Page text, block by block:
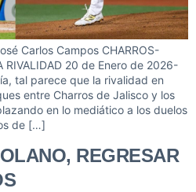
Carlos Campos CHARROS-
RIVALIDAD 20 de Enero de 2026-
tal parece que la rivalidad en
entre Charros de Jalisco y los
en lo mediático a los duelos
de […]
REGRESAR